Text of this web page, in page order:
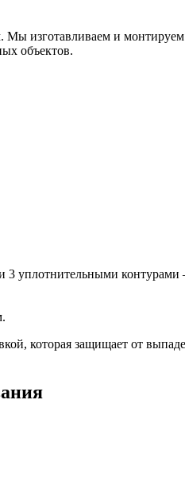
изготавливаем и
объектов.
уплотнительными контурами
которая защищает от